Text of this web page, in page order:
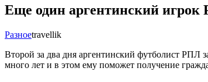
Еще один аргентинский
Разноеtravellik
Второй за два дня аргентинский футболист РПЛ
много лет и в этом ему поможет получение